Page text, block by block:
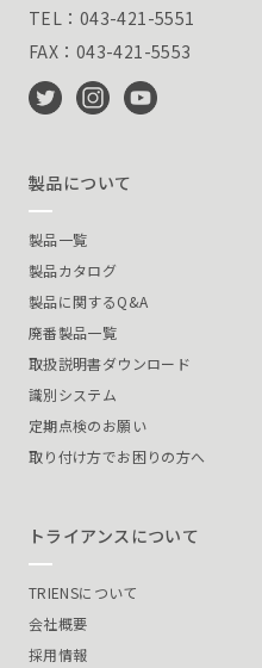
TEL：043-421-5551
FAX：043-421-5553
製品について
製品一覧
製品カタログ
製品に関するQ&A
廃番製品一覧
取扱説明書ダウンロード
識別システム
定期点検のお願い
取り付け方でお困りの方へ
トライアンスについて
TRIENSについて
会社概要
採用情報